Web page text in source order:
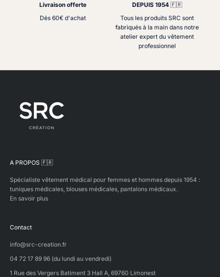
Livraison offerte
Dès 60€ d'achat
DEPUIS 1954 🇫🇷
Tous les produits SRC sont
fabriqués à la main dans notre
atelier expert du vêtement
professionnel
A PROPOS 🇫🇷
Spécialiste vêtement médical pour femmes et hommes depuis 1954 :
tuniques médicales, blouses médicales, pantalons médicaux.
En savoir plus
Contact
info@src-creation.fr
04 72 17 89 96 (du lundi au vendredi)
1 Rue des Vergers Batiment 3 Hall A, 69760 Limonest